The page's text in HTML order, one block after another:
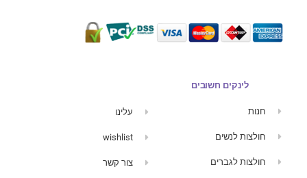
לינקים חשובים
חנות
חולצות לנשים
חולצות לגברים
עלינו
wishlist
צור קשר